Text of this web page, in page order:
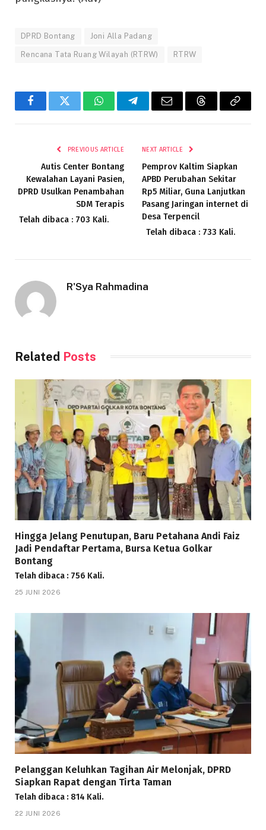
DPRD Bontang Joni Alla Padang
Rencana Tata Ruang Wilayah (RTRW) RTRW
FacebookTwitter WhatsAppTelegramEmail ThreadsCopy
PREVIOUS ARTICLE
Autis Center Bontang
Kewalahan Layani Pasien,
DPRD Usulkan Penambahan
SDM Terapis
Telah dibaca : 703 Kali.
NEXT ARTICLE
Pemprov Kaltim Siapkan
APBD Perubahan Sekitar
Rp5 Miliar, Guna Lanjutkan
Pasang Jaringan internet di
Desa Terpencil
Telah dibaca : 733 Kali.
R'Sya Rahmadina
Related Posts
Hingga Jelang Penutupan, Baru Petahana Andi Faiz
Jadi Pendaftar Pertama, Bursa Ketua Golkar
Bontang
Telah dibaca : 756 Kali.
25 JUNI 2026
Pelanggan Keluhkan Tagihan Air Melonjak, DPRD
Siapkan Rapat dengan Tirta Taman
Telah dibaca : 814 Kali.
22 JUNI 2026